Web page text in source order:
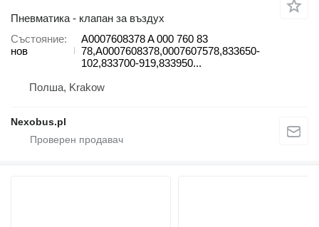
Пневматика - клапан за въздух
Състояние
нов
A0007608378 A 000 760 83
78,A0007608378,0007607578,833650-
102,833700-919,833950...
Полша, Krakow
Nexobus.pl